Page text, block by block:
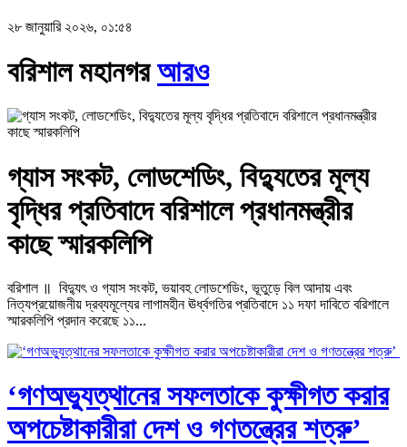
২৮ জানুয়ারি ২০২৬, ০১:৫৪
বরিশাল মহানগরআরও
গ্যাস সংকট, লোডশেডিং, বিদ্যুতের মূল্য
বৃদ্ধির প্রতিবাদে বরিশালে প্রধানমন্ত্রীর
কাছে স্মারকলিপি
বরিশাল ॥ বিদ্যুৎ ও গ্যাস সংকট, ভয়াবহ লোডশেডিং, ভূতুড়ে বিল আদায় এবং
নিত্যপ্রয়োজনীয় দ্রব্যমূল্যের লাগামহীন ঊর্ধ্বগতির প্রতিবাদে ১১ দফা দাবিতে বরিশালে
স্মারকলিপি প্রদান করেছে ১১...
‘গণঅভ্যুত্থানের সফলতাকে কুক্ষীগত করার
অপচেষ্টাকারীরা দেশ ও গণতন্ত্রের শত্রু’